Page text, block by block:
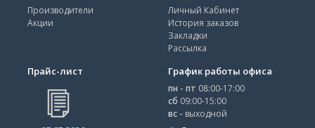
Производители
Акции
Личный Кабинет
История заказов
Закладки
Рассылка
Прайс-лист График работы офиса
пн - пт 08:00-17:00
сб 09:00-15:00
вс - выходной